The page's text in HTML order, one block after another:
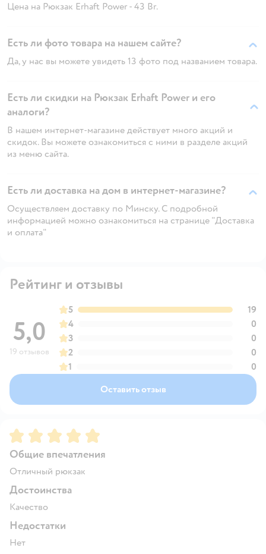
Цена на Рюкзак Erhaft Power - 43 Br.
Есть ли фото товара на нашем сайте?
Да, у нас вы можете увидеть 13 фото под названием товара.
Есть ли скидки на Рюкзак Erhaft Power и его
аналоги?
В нашем интернет-магазине действует много акций и
скидок. Вы можете ознакомиться с ними в разделе акций
из меню сайта.
Есть ли доставка на дом в интернет-магазине?
Осуществляем доставку по Минску. С подробной
информацией можно ознакомиться на странице "Доставка
и оплата"
Рейтинг и отзывы
5,0
19 отзывов
5
19
4
0
3
0
2
0
1
0
Оставить отзыв
Рейтинг:5
Общие впечатления
Отличный рюкзак
Достоинства
Качество
Недостатки
Нет